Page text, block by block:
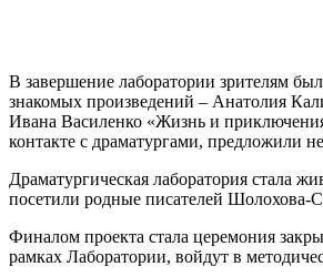
В завершение лаборатории зрителям
знакомых произведений – Анатолия
Ивана Василенко «Жизнь и
контакте с драматургами, предложили
Драматургическая лаборатория стала
посетили родные писателей Шолохова-
Финалом проекта стала церемония
рамках Лаборатории, войдут в